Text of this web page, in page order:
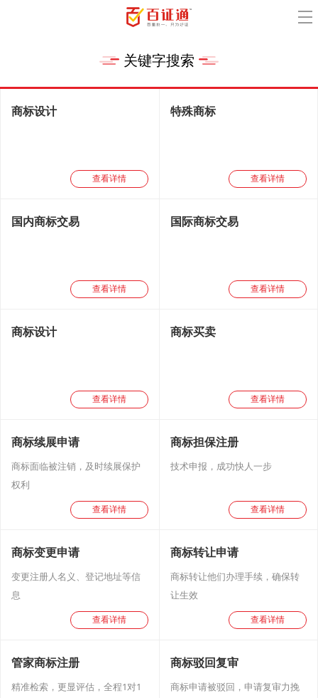
关键字搜索
商标设计
查看详情
特殊商标
查看详情
国内商标交易
查看详情
国际商标交易
查看详情
商标设计
查看详情
商标买卖
查看详情
商标续展申请
商标面临被注销，及时续展保护
权利
查看详情
商标担保注册
技术申报，成功快人一步
查看详情
商标变更申请
变更注册人名义、登记地址等信
息
查看详情
商标转让申请
商标转让他们办理手续，确保转
让生效
查看详情
管家商标注册
精准检索，更显评估，全程1对1
商标驳回复审
商标申请被驳回，申请复审力挽